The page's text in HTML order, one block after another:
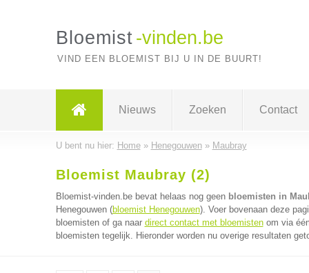
Bloemist -vinden.be
VIND EEN BLOEMIST BIJ U IN DE BUURT!
Nieuws Zoeken Contact
U bent nu hier: Home» Henegouwen» Maubray
Bloemist Maubray (2)
Bloemist-vinden.be bevat helaas nog geen bloemisten in
Henegouwen (bloemist Henegouwen). Voer bovenaan deze
bloemisten of ga naar direct contact met bloemistenom via
bloemisten tegelijk. Hieronder worden nu overige resultaten